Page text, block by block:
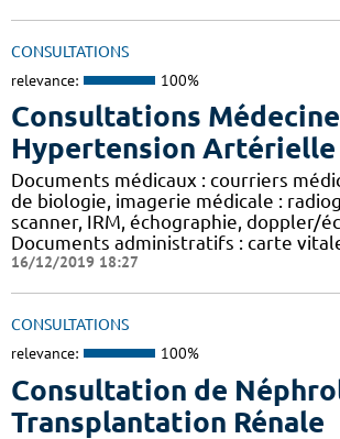
CONSULTATIONS
relevance: 100%
Consultations
Hypertension Artérielle
Documents médicaux : courriers
de biologie, imagerie médicale :
scanner, IRM, échographie, doppler/
Documents administratifs : carte
16/12/2019 18:27
CONSULTATIONS
relevance: 100%
Consultation de
Transplantation Rénale